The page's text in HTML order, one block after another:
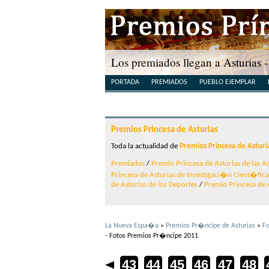
Los premiados llegan a
PORTADA PREMIADOS PUEBLO EJEMPLAR
Premios Princesa de Asturias
Toda la actualidad de Premios Princesa de
Premiados/ Premio Princesa de Asturias de las
Princesa de Asturias de Investigaci�n
de Asturias de los Deportes/ Premio Princesa de
La Nueva Espa�a » Premios Pr�ncipe de Asturias»
- Fotos Premios Pr�ncipe 2011
42 43 44 45 46 47 48